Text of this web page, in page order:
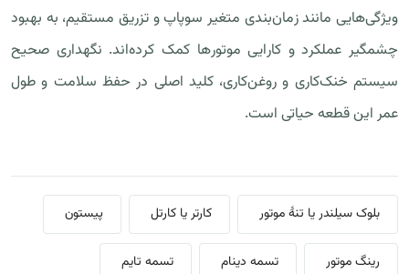
ویژگی‌هایی مانند زمان‌بندی متغیر سوپاپ و تزریق مستقیم، به بهبود
چشمگیر عملکرد و کارایی موتورها کمک کرده‌اند. نگهداری صحیح
سیستم خنک‌کاری و روغن‌کاری، کلید اصلی در حفظ سلامت و طول
عمر این قطعه حیاتی است.
بلوک سیلندر یا تنهٔ موتور کارتر یا کارتل پیستون
رینگ موتور تسمه دینام تسمه تایم